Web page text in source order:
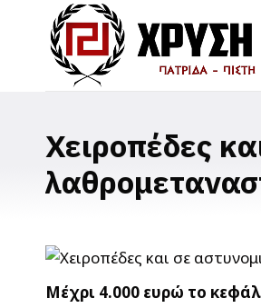
Χειροπέδες
Μέχρι 4.000 ευρώ το